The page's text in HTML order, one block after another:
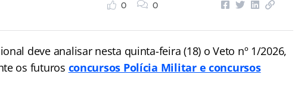
0 0
deve analisar nesta quinta-feira (18) o Veto nº 1/2026,
os futuros concursos Polícia Militar e concursos